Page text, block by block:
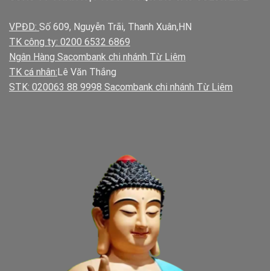
VPĐD: Số 609, Nguyễn Trãi, Thanh Xuân,HN
TK công ty: 0200 6532 6869
Ngân Hàng Sacombank chi nhánh Từ Liêm
TK cá nhân:Lê Văn Thắng
STK: 020063 88 9998 Sacombank chi nhánh Từ Liêm